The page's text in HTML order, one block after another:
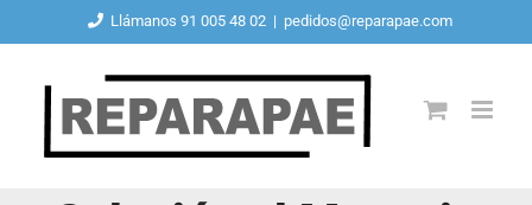
contenido
Llámanos 91 005 48 02 | pedidos@reparapae.com